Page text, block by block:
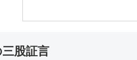
股証言